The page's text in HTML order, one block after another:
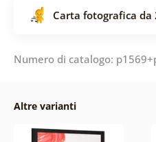
Carta fotografica da
Numero di catalogo:
Altre varianti